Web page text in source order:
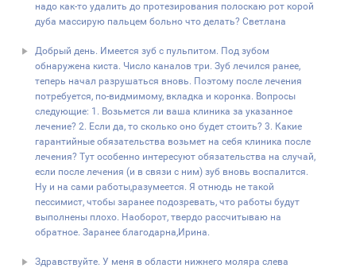
надо как-то удалить до протезирования полоскаю рот корой
дуба массирую пальцем больно что делать? Светлана
Добрый день. Имеется зуб с пульпитом. Под зубом
обнаружена киста. Число каналов три. Зуб лечился ранее,
теперь начал разрушаться вновь. Поэтому после лечения
потребуется, по-видмимому, вкладка и коронка. Вопросы
следующие: 1. Возьмется ли ваша клиника за указанное
лечение? 2. Если да, то сколько оно будет стоить? 3. Какие
гарантийные обязательства возьмет на себя клиника после
лечения? Тут особенно интересуют обязательства на случай,
если после лечения (и в связи с ним) зуб вновь воспалится.
Ну и на сами работы,разумеется. Я отнюдь не такой
пессимист, чтобы заранее подозревать, что работы будут
выполнены плохо. Наоборот, твердо рассчитываю на
обратное. Заранее благодарна,Ирина.
Здравствуйте. У меня в области нижнего моляра слева